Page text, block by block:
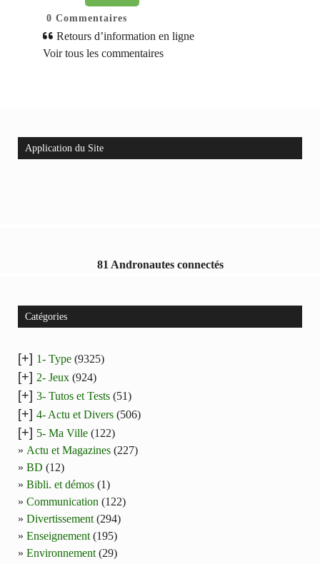
0 Commentaires
Retours d’information en ligne
Voir tous les commentaires
Application du Site
81 Andronautes connectés
Catégories
[+] 1- Type (9325)
[+] 2- Jeux (924)
[+] 3- Tutos et Tests (51)
[+] 4- Actu et Divers (506)
[+] 5- Ma Ville (122)
Actu et Magazines (227)
BD (12)
Bibli. et démos (1)
Communication (122)
Divertissement (294)
Enseignement (195)
Environnement (29)